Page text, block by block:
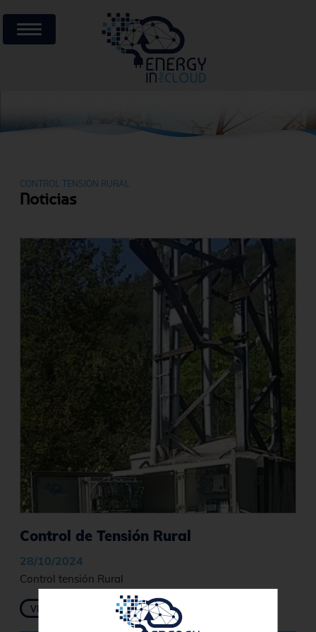
CONTROL TENSION RURAL
Noticias
Control de Tensión Rural
28/10/2024
Control tensión Rural
VER MÁS